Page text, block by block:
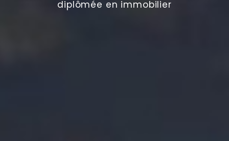
diplômée en immobilier